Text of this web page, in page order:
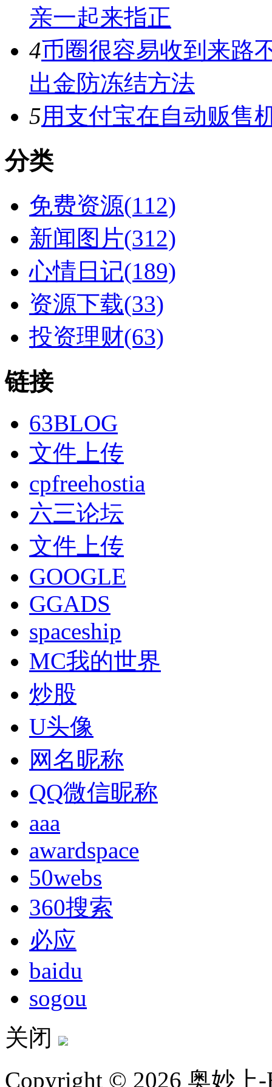
亲一起来指正
4币圈很容易收到来路
出金防冻结方法
5用支付宝在自动贩售
分类
免费资源(112)
新闻图片(312)
心情日记(189)
资源下载(33)
投资理财(63)
链接
63BLOG
文件上传
cpfreehostia
六三论坛
文件上传
GOOGLE
GGADS
spaceship
MC我的世界
炒股
U头像
网名昵称
QQ微信昵称
aaa
awardspace
50webs
360搜索
必应
baidu
sogou
关闭
Copyright © 2026 奥妙上